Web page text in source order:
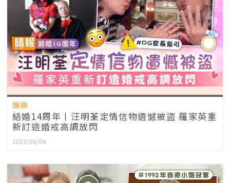
娛樂
結婚14周年丨汪明荃定情信物遺憾被盜 羅家英重
新訂造婚戒高調放閃
2023/05/04